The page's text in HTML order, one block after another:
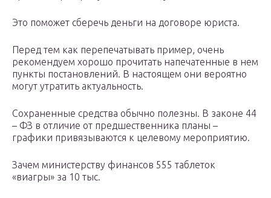
Это поможет сберечь деньги на договоре юриста.
Перед тем как перепечатывать пример, очень
рекомендуем хорошо прочитать напечатенные в нем
пункты постановлений. В настоящем они вероятно
могут утратить актуальность.
Сохраненные средства обычно полезны. В законе 44
– ФЗ в отличие от предшественника планы –
графики привязываются к целевому мероприятию.
Зачем министерству финансов 555 таблеток
«виагры» за 10 тыс.